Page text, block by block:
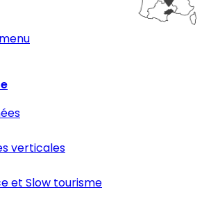
verticales
et Slow tourisme